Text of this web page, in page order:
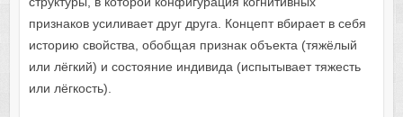
признаков усиливает друг друга. Концепт вбирает в себя
историю свойства, обобщая признак объекта (тяжёлый
или лёгкий) и состояние индивида (испытывает тяжесть
или лёгкость).